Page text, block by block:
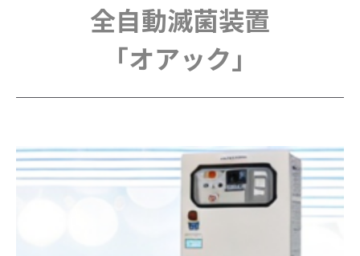
全自動滅菌装置
「オアック」